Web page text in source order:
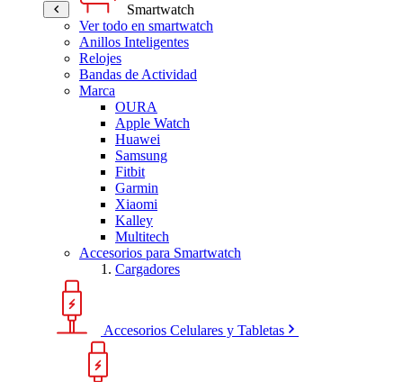
Smartwatch
Ver todo en smartwatch
Anillos Inteligentes
Relojes
Bandas de Actividad
Marca
OURA
Apple Watch
Huawei
Samsung
Fitbit
Garmin
Xiaomi
Kalley
Multitech
Accesorios para Smartwatch
Cargadores
Accesorios Celulares y Tabletas